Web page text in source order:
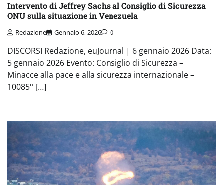
Intervento di Jeffrey Sachs al Consiglio di Sicurezza
ONU sulla situazione in Venezuela
Redazione Gennaio 6, 2026 0
DISCORSI Redazione, euJournal | 6 gennaio 2026 Data:
5 gennaio 2026 Evento: Consiglio di Sicurezza –
Minacce alla pace e alla sicurezza internazionale –
10085° […]